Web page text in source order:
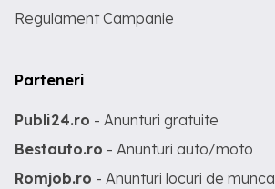
Regulament Campanie
Parteneri
Publi24.ro - Anunturi gratuite
Bestauto.ro - Anunturi auto/moto
Romjob.ro - Anunturi locuri de munca